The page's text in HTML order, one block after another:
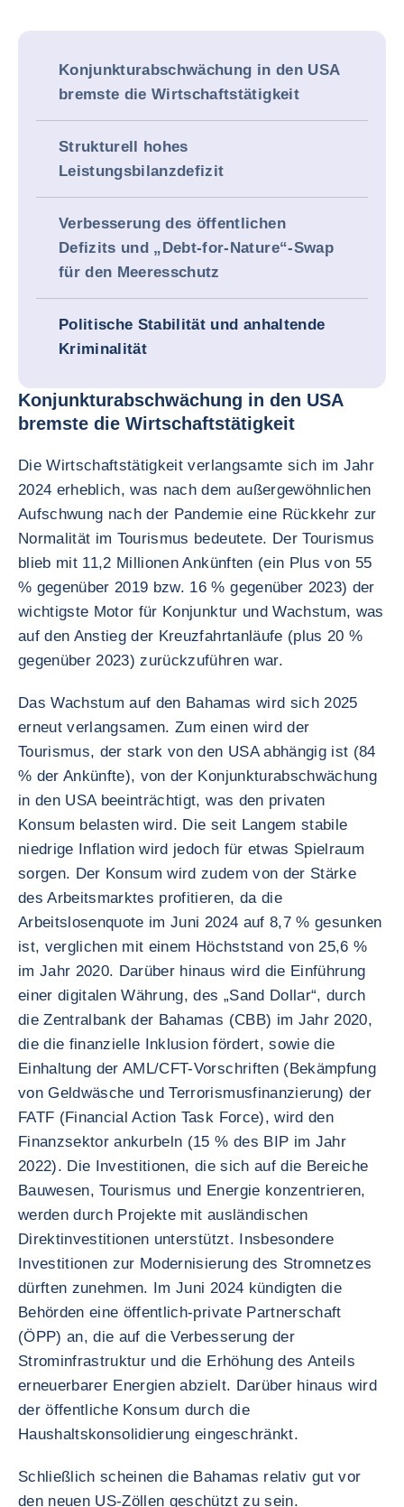
Konjunkturabschwächung in den USA
bremste die Wirtschaftstätigkeit
Strukturell hohes
Leistungsbilanzdefizit
Verbesserung des öffentlichen
Defizits und „Debt-for-Nature“-Swap
für den Meeresschutz
Politische Stabilität und anhaltende
Kriminalität
Konjunkturabschwächung in den USA
bremste die Wirtschaftstätigkeit
Die Wirtschaftstätigkeit verlangsamte sich im Jahr
2024 erheblich, was nach dem außergewöhnlichen
Aufschwung nach der Pandemie eine Rückkehr zur
Normalität im Tourismus bedeutete. Der Tourismus
blieb mit 11,2 Millionen Ankünften (ein Plus von 55
% gegenüber 2019 bzw. 16 % gegenüber 2023) der
wichtigste Motor für Konjunktur und Wachstum, was
auf den Anstieg der Kreuzfahrtanläufe (plus 20 %
gegenüber 2023) zurückzuführen war.
Das Wachstum auf den Bahamas wird sich 2025
erneut verlangsamen. Zum einen wird der
Tourismus, der stark von den USA abhängig ist (84
% der Ankünfte), von der Konjunkturabschwächung
in den USA beeinträchtigt, was den privaten
Konsum belasten wird. Die seit Langem stabile
niedrige Inflation wird jedoch für etwas Spielraum
sorgen. Der Konsum wird zudem von der Stärke
des Arbeitsmarktes profitieren, da die
Arbeitslosenquote im Juni 2024 auf 8,7 % gesunken
ist, verglichen mit einem Höchststand von 25,6 %
im Jahr 2020. Darüber hinaus wird die Einführung
einer digitalen Währung, des „Sand Dollar“, durch
die Zentralbank der Bahamas (CBB) im Jahr 2020,
die die finanzielle Inklusion fördert, sowie die
Einhaltung der AML/CFT-Vorschriften (Bekämpfung
von Geldwäsche und Terrorismusfinanzierung) der
FATF (Financial Action Task Force), wird den
Finanzsektor ankurbeln (15 % des BIP im Jahr
2022). Die Investitionen, die sich auf die Bereiche
Bauwesen, Tourismus und Energie konzentrieren,
werden durch Projekte mit ausländischen
Direktinvestitionen unterstützt. Insbesondere
Investitionen zur Modernisierung des Stromnetzes
dürften zunehmen. Im Juni 2024 kündigten die
Behörden eine öffentlich-private Partnerschaft
(ÖPP) an, die auf die Verbesserung der
Strominfrastruktur und die Erhöhung des Anteils
erneuerbarer Energien abzielt. Darüber hinaus wird
der öffentliche Konsum durch die
Haushaltskonsolidierung eingeschränkt.
Schließlich scheinen die Bahamas relativ gut vor
den neuen US-Zöllen geschützt zu sein.